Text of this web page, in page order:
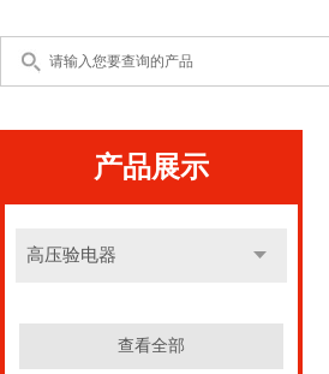
产品展示
高压验电器
查看全部